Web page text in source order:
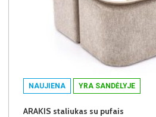
NAUJIENA YRA SANDĖLYJE
ARAKIS staliukas su pufais